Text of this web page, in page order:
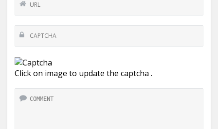
Click on image to update the captcha .